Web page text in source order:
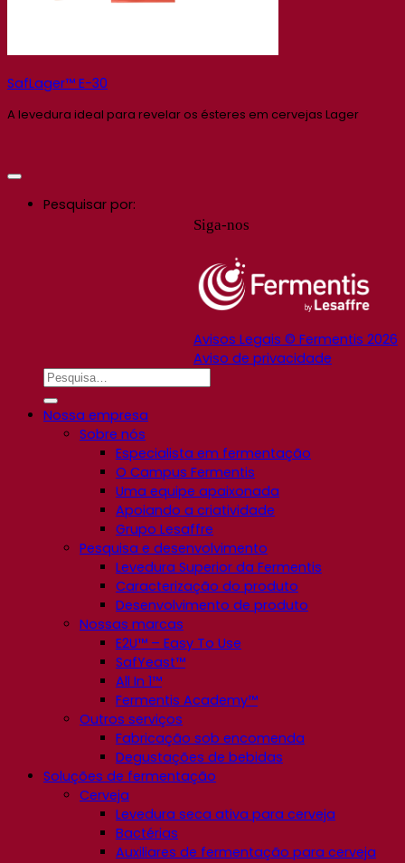
SafLager™ E-30
A levedura ideal para revelar os ésteres em cervejas Lager
Siga-nos
Avisos Legais © Fermentis 2026
Aviso de privacidade
Pesquisar por:
Nossa empresa
Sobre nós
Especialista em fermentação
O Campus Fermentis
Uma equipe apaixonada
Apoiando a criatividade
Grupo Lesaffre
Pesquisa e desenvolvimento
Levedura Superior da Fermentis
Caracterização do produto
Desenvolvimento de produto
Nossas marcas
E2U™ – Easy To Use
SafYeast™
All In 1™
Fermentis Academy™
Outros serviços
Fabricação sob encomenda
Degustações de bebidas
Soluções de fermentação
Cerveja
Levedura seca ativa para cerveja
Bactérias
Auxiliares de fermentação para cerveja